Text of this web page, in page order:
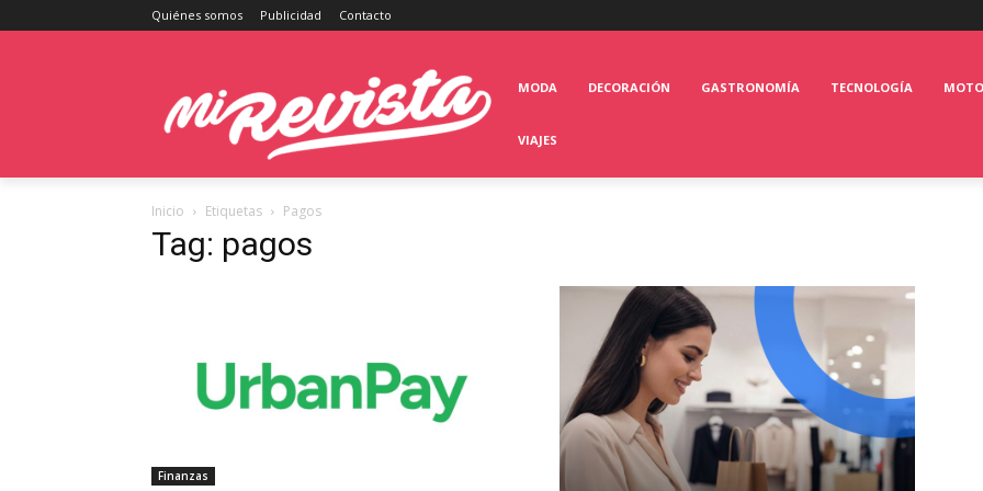
Quiénes somos Publicidad Contacto
MODA DECORACIÓN GASTRONOMÍA TECNOLOGÍA
VIAJES
Inicio Etiquetas Pagos
Tag: pagos
Finanzas